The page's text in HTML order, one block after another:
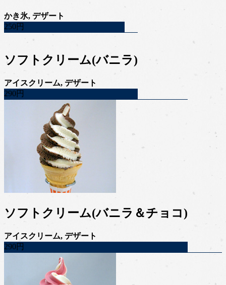
かき氷, デザート
250円
ソフトクリーム(バニラ)
アイスクリーム, デザート
290円
ソフトクリーム(バニラ＆チョコ)
アイスクリーム, デザート
290円